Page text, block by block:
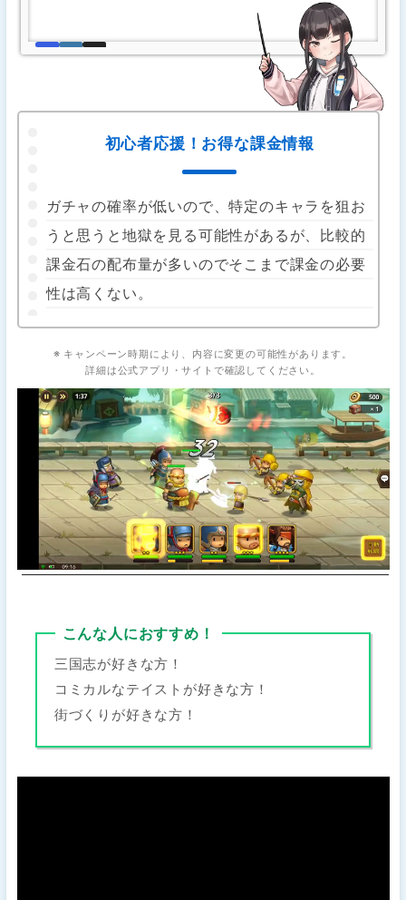
初心者応援！お得な課金情報
ガチャの確率が低いので、特定のキャラを狙お
うと思うと地獄を見る可能性があるが、比較的
課金石の配布量が多いのでそこまで課金の必要
性は高くない。
※ キャンペーン時期により、内容に変更の可能性があります。
詳細は公式アプリ・サイトで確認してください。
こんな人におすすめ！
三国志が好きな方！
コミカルなテイストが好きな方！
街づくりが好きな方！